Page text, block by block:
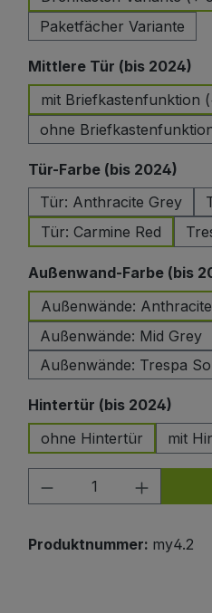
Paketfächer Variante
Mittlere Tür (bis 2024)
mit Briefkastenfunktion
ohne
Tür-Farbe (bis 2024)
Tür: Anthracite Grey
Tür: Carmine Red
Außenwand-Farbe (bis
Außenwände:
Außenwände: Mid Grey
Außenwände: Trespa
Hintertür (bis 2024)
ohne Hintertür
mit
Produkt Anzahl:
Produktnummer: my4.2